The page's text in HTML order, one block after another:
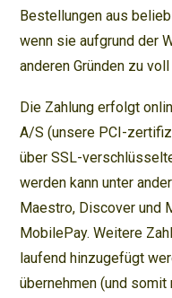
Bestellungen aus
wenn sie aufgrund der
anderen Gründen zu
Die Zahlung erfolgt
A/S (unsere PCI-
über SSL-
werden kann unter
Maestro, Discover und
MobilePay. Weitere
laufend hinzugefügt
übernehmen (und